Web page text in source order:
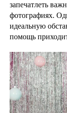
Ленинградская
область
188353
дер.
Телефон:+7
(921)313-
33-
Электронная
почта:
запечатлеть
фотографиях.
идеальную
помощь